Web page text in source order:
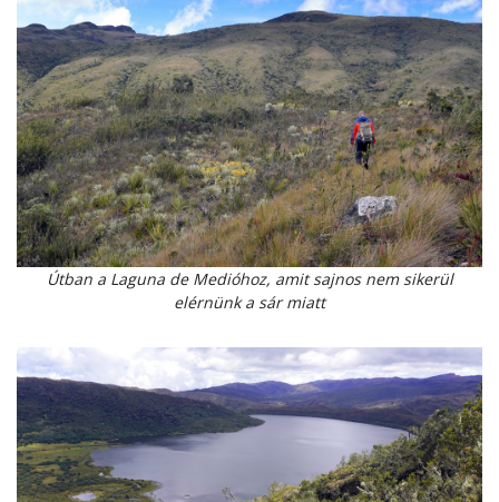
Útban a Laguna de Medióhoz, amit sajnos nem sikerül
elérnünk a sár miatt